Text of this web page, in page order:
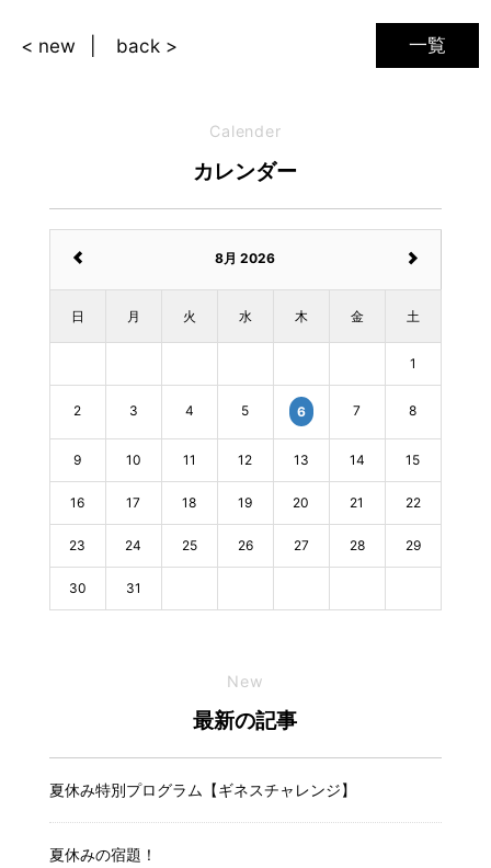
一覧
< new back >
Calender
カレンダー
8月 2026
日 月 火 水 木 金 土
1
2 3 4 5 6 7 8
9 10 11 12 13 14 15
16 17 18 19 20 21 22
23 24 25 26 27 28 29
30 31
New
最新の記事
夏休み特別プログラム【ギネスチャレンジ】
夏休みの宿題！